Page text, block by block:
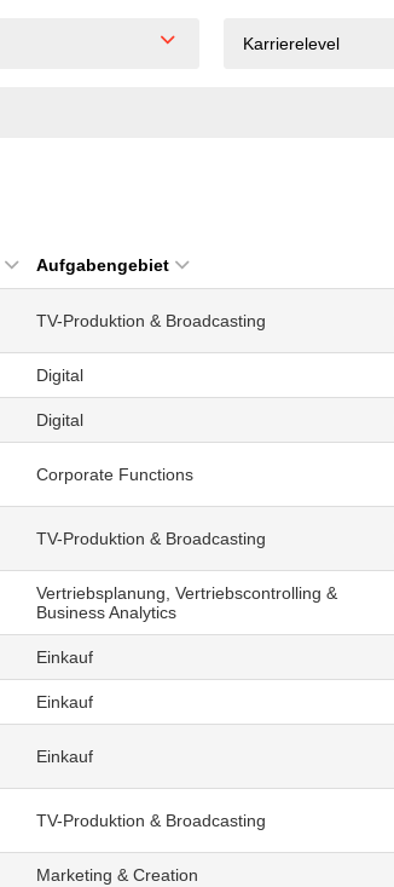
Karrierelevel
Aufgabengebiet
TV-Produktion & Broadcasting
Digital
Digital
Corporate Functions
TV-Produktion & Broadcasting
Vertriebsplanung, Vertriebscontrolling &
Business Analytics
Einkauf
Einkauf
Einkauf
TV-Produktion & Broadcasting
Marketing & Creation